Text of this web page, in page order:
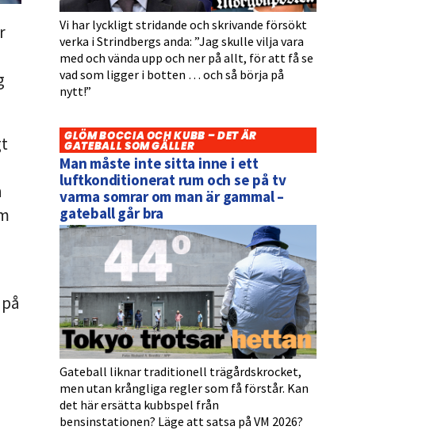
Vi har lyckligt stridande och skrivande försökt
verka i Strindbergs anda: ”Jag skulle vilja vara
med och vända upp och ner på allt, för att få se
vad som ligger i botten … och så börja på
nytt!”
GLÖM BOCCIA OCH KUBB – DET ÄR
GATEBALL SOM GÄLLER
Man måste inte sitta inne i ett
luftkonditionerat rum och se på tv
varma somrar om man är gammal –
gateball går bra
Gateball liknar traditionell trägårdskrocket,
men utan krångliga regler som få förstår. Kan
det här ersätta kubbspel från
bensinstationen? Läge att satsa på VM 2026?